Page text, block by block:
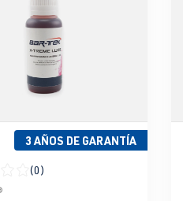
3 AÑOS DE GARANTÍA
promedio de 0 de 5 estrellas
(0)